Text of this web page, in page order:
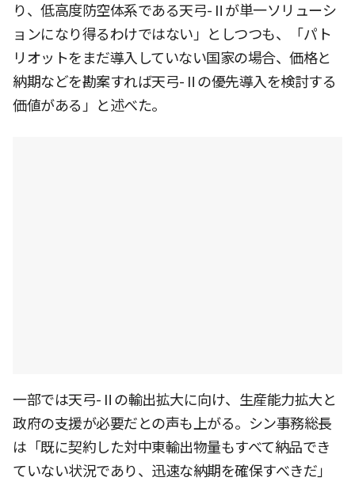
り、低高度防空体系である天弓-Ⅱが単一ソリューシ
ョンになり得るわけではない」としつつも、「パト
リオットをまだ導入していない国家の場合、価格と
納期などを勘案すれば天弓-Ⅱの優先導入を検討する
価値がある」と述べた。
一部では天弓-Ⅱの輸出拡大に向け、生産能力拡大と
政府の支援が必要だとの声も上がる。シン事務総長
は「既に契約した対中東輸出物量もすべて納品でき
ていない状況であり、迅速な納期を確保すべきだ」